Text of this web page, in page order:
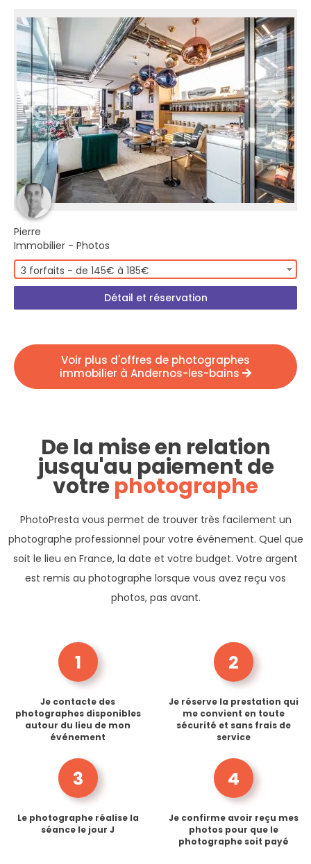
Pierre
Immobilier - Photos
3 forfaits - de 145€ à 185€
Détail et réservation
Voir plus d'offres de photographes
immobilier à Andernos-les-bains
De la mise en relation
jusqu'au paiement de
votrephotographe
PhotoPresta vous permet de trouver très facilement un
photographe professionnel pour votre événement. Quel que
soit le lieu en France, la date et votre budget. Votre argent
est remis au photographe lorsque vous avez reçu vos
photos, pas avant.
1
Je contacte des
photographes disponibles
autour du lieu de mon
événement
2
Je réserve la prestation qui
me convient en toute
sécurité et sans frais de
service
3
Le photographe réalise la
séance le jour J
4
Je confirme avoir reçu mes
photos pour que le
photographe soit payé